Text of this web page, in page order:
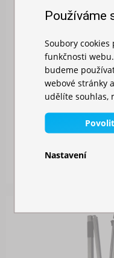
NŮŽKOVÝ
Používáme
Soubory
funkčnosti
budeme
webové stránky
udělíte souhlas,
Nastavení